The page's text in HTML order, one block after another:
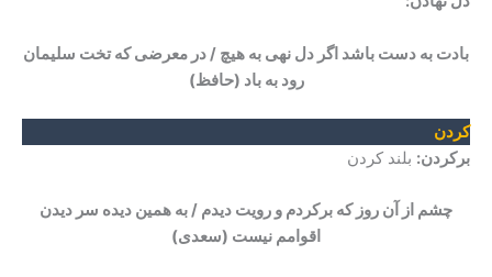
بادت به دست باشد اگر دل نهی به هیچ / در معرضی که تخت سلیمان
رود به باد (حافظ)
کردن
برکردن: بلند کردن
چشم از آن روز که برکردم و رویت دیدم / به همین دیده سر دیدن
اقوامم نیست (سعدی)